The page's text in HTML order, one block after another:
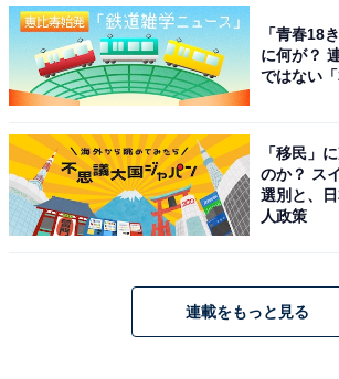
白浜古賀の井リゾート＆スパ（画像出典：楽天トラ
「白浜古賀の井リゾート＆スパ」は、
ューの客室からコバルトブルーの美し
す。自社源泉の温泉が注ぐ露天風呂も
を感じる開放的な空間で楽しめるのが
近郊の新鮮な魚介類や肉を使用したメ
ョン」も見逃せません。
「青春18
に何が？
ではない「
「移民」
のか？ ス
選別と、
人政策
連載をもっと見る